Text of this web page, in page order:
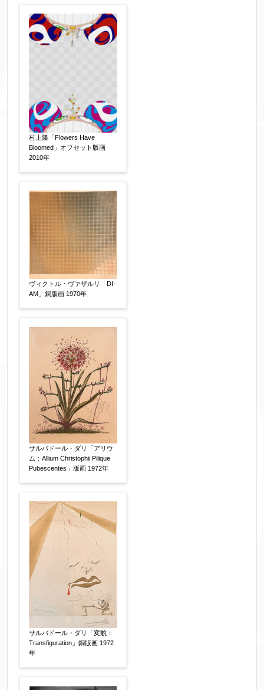
同意する 【必須】
↑ 同意頂けましたらチェックを入れてくださ
い。
※データはSSL(Secure Sockets Layer)通信によ
り暗号化して送信されます。
村上隆「Flowers Have
Bloomed」オフセット版画
2010年
ヴィクトル・ヴァザルリ「DI-
AM」銅版画 1970年
サルバドール・ダリ「アリウ
ム：Allium Christophii Pilique
Pubescentes」版画 1972年
サルバドール・ダリ「変貌：
Transfiguration」銅版画 1972
年